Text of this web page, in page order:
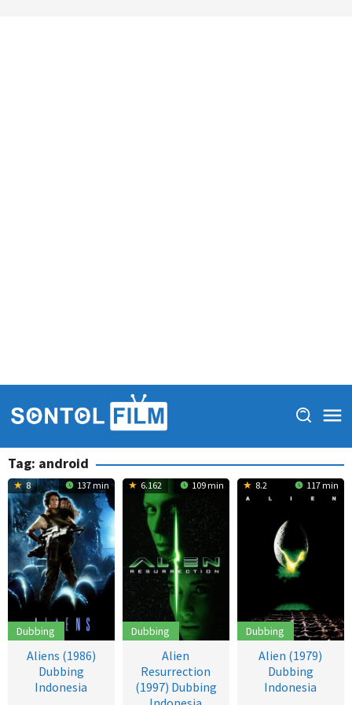
Tag: android
8 137 min
Dubbing
Aliens (1986)
Dubbing
Indonesia
6.162 109 min
Dubbing
Alien
Resurrection
(1997) Dubbing
8.2 117 min
Dubbing
Alien (1979)
Dubbing
Indonesia